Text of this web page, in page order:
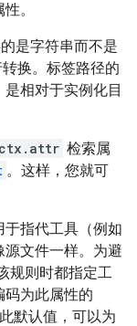
。
是字符串而不是
换。标签路径的
相对于实例化目
ctx.attr 检索属
。这样，您就可
指代工具（例如
文件一样。为避
规则时都指定工
码为此属性的
默认值，可以为